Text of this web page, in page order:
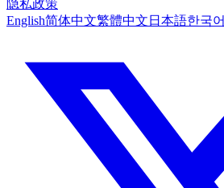
隐私政策
English简体中文繁體中文 日本語한국어